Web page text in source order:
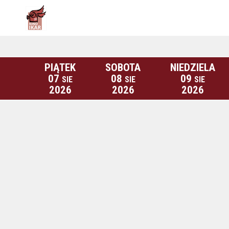
PIĄTEK
07 SIE
2026
SOBOTA
08 SIE
2026
NIEDZIELA
09 SIE
2026